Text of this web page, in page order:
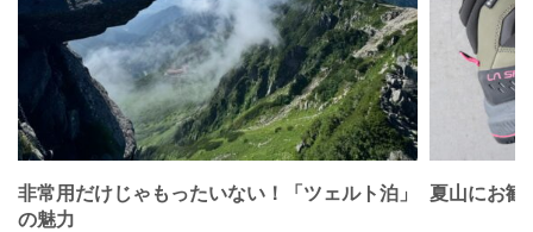
非常用だけじゃもったいない！「ツェルト泊」
の魅力
夏山にお